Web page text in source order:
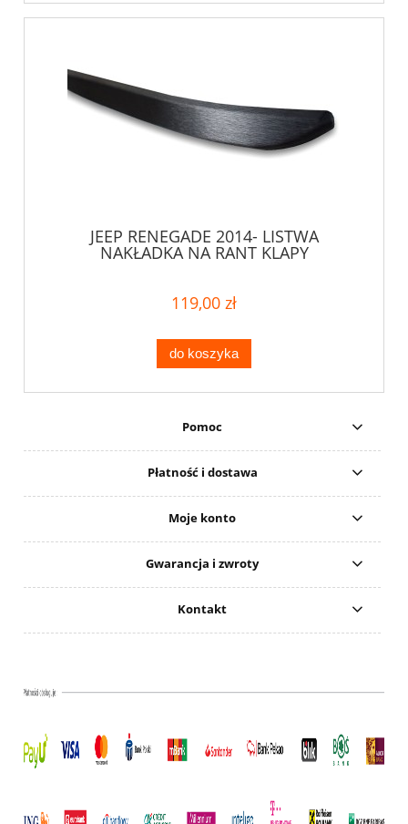
JEEP RENEGADE 2014- LISTWA
NAKŁADKA NA RANT KLAPY
119,00 zł
do koszyka
Pomoc
Płatność i dostawa
Moje konto
Gwarancja i zwroty
Kontakt